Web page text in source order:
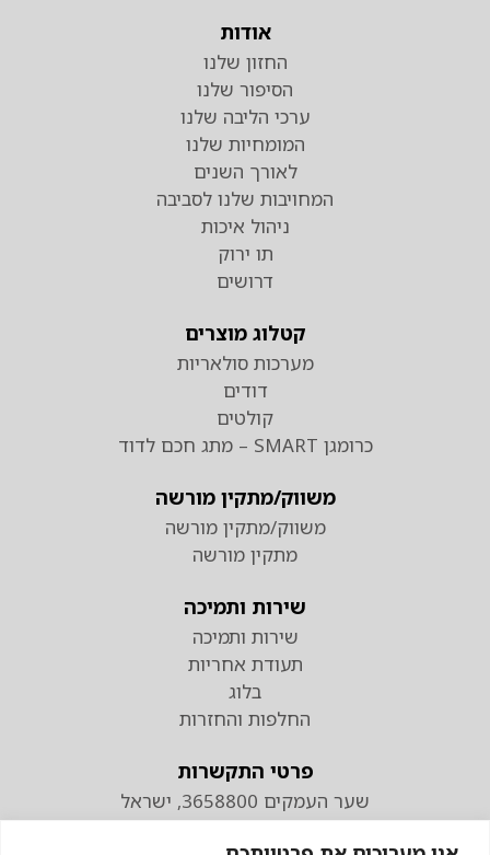
אודות
החזון שלנו
הסיפור שלנו
ערכי הליבה שלנו
המומחיות שלנו
לאורך השנים
המחויבות שלנו לסביבה
ניהול איכות
תו ירוק
דרושים
קטלוג מוצרים
מערכות סולאריות
דודים
קולטים
כרומגן SMART – מתג חכם לדוד
משווק/מתקין מורשה
משווק/מתקין מורשה
מתקין מורשה
שירות ותמיכה
שירות ותמיכה
תעודת אחריות
בלוג
החלפות והחזרות
פרטי התקשרות
שער העמקים 3658800, ישראל
טלפון